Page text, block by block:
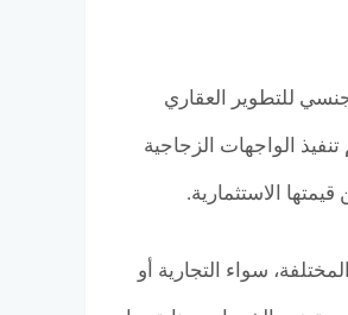
للتطوير العقاري
الواجهات الزجاجية
الاستثمارية.
سواء التجارية أو